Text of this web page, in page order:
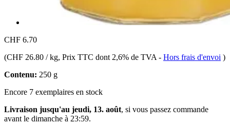
CHF 6.70
(CHF 26.80 / kg, Prix TTC dont 2,6% de TVA - Hors frais d'envoi )
Contenu: 250 g
Encore 7 exemplaires en stock
Livraison jusqu'au jeudi, 13. août, si vous passez commande
avant le dimanche à 23:59.